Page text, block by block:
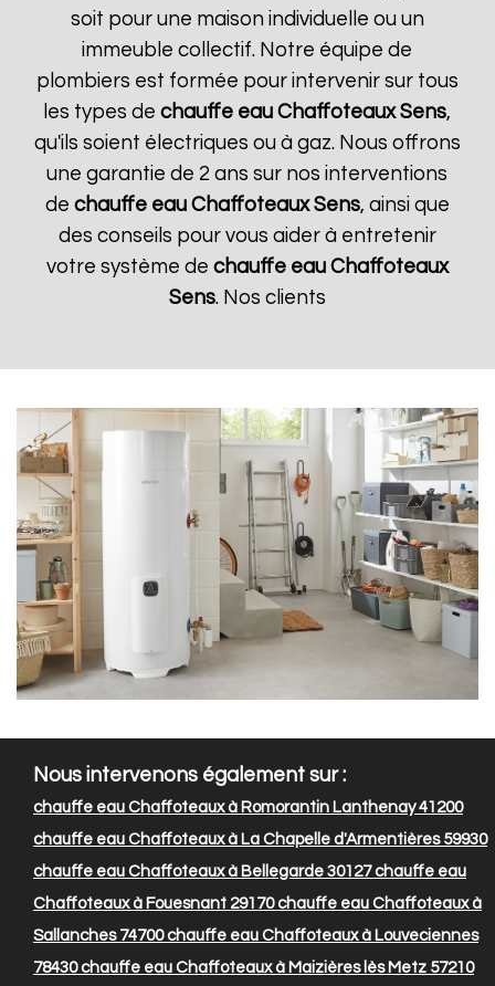
soit pour une maison individuelle ou un
immeuble collectif. Notre équipe de
plombiers est formée pour intervenir sur tous
les types dechauffe eau Chaffoteaux Sens,
qu'ils soient électriques ou à gaz. Nous offrons
une garantie de 2 ans sur nos interventions
de chauffe eau Chaffoteaux Sens, ainsi que
des conseils pour vous aider à entretenir
votre système de chauffe eau Chaffoteaux
Sens. Nos clients
Nous intervenons également sur :
chauffe eau Chaffoteaux à Romorantin Lanthenay 41200
chauffe eau Chaffoteaux à La Chapelle d'Armentières 59930
chauffe eau Chaffoteaux à Bellegarde 30127chauffe eau
Chaffoteaux à Fouesnant 29170chauffe eau Chaffoteaux à
Sallanches 74700chauffe eau Chaffoteaux à Louveciennes
78430chauffe eau Chaffoteaux à Maizières lès Metz 57210